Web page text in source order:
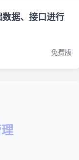
据、接口进行
免费版